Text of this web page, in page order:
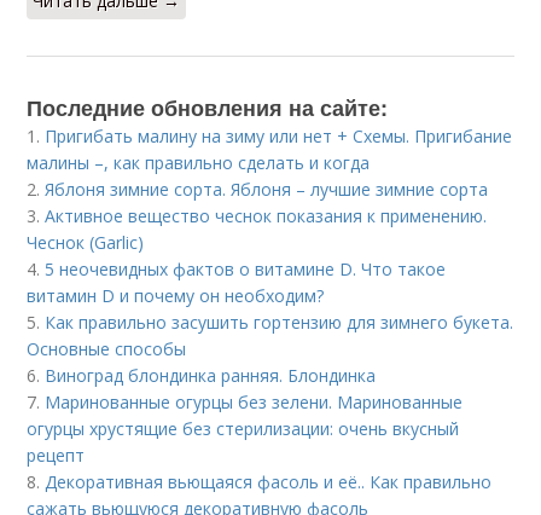
Последние обновления на сайте:
1. Пригибать малину на зиму или нет + Схемы. Пригибание
малины –, как правильно сделать и когда
2.Яблоня зимние сорта. Яблоня – лучшие зимние сорта
3.Активное вещество чеснок показания к применению.
Чеснок (Garlic)
4. 5 неочевидных фактов о витамине D. Что такое
витамин D и почему он необходим?
5. Как правильно засушить гортензию для зимнего букета.
Основные способы
6. Виноград блондинка ранняя. Блондинка
7. Маринованные огурцы без зелени. Маринованные
огурцы хрустящие без стерилизации: очень вкусный
рецепт
8.Декоративная вьющаяся фасоль и её.. Как правильно
сажать вьющуюся декоративную фасоль